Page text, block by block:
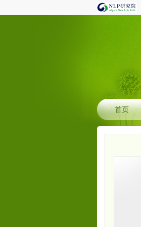
首页